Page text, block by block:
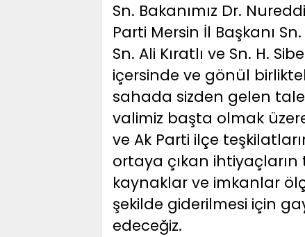
Sn. Bakanımız Dr.
Parti Mersin İl Başkanı
Sn. Ali Kıratlı ve Sn. H.
içersinde ve gönül
sahada sizden gelen
valimiz başta olmak
ve Ak Parti ilçe
ortaya çıkan
kaynaklar ve imkanlar
şekilde giderilmesi için
edeceğiz.